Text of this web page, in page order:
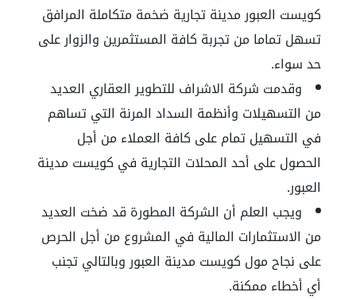
كويست العبور مدينة تجارية ضخمة متكاملة المرافق
تسهل تماما من تجربة كافة المستثمرين والزوار على
حد سواء.
وقدمت شركة الاشراف للتطوير العقاري العديد
من التسهيلات وأنظمة السداد المرنة التي تساهم
في التسهيل تمام على كافة العملاء من أجل
الحصول على أحد المحلات التجارية في كويست مدينة
العبور.
ويجب العلم أن الشركة المطورة قد ضخت العديد
من الاستثمارات المالية في المشروع من أجل الحرص
على نجاح مول كويست مدينة العبور وبالتالي تجنب
أي أخطاء ممكنة.